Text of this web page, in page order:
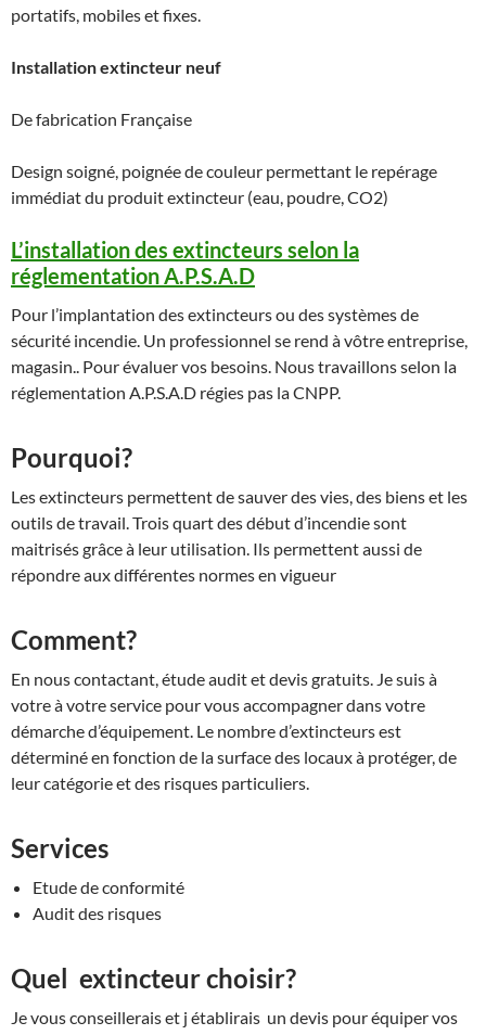
portatifs, mobiles et fixes.
Installation extincteur neuf
De fabrication Française
Design soigné, poignée de couleur permettant le repérage
immédiat du produit extincteur (eau, poudre, CO2)
L’installation des extincteurs selon la
réglementation A.P.S.A.D
Pour l’implantation des extincteurs ou des systèmes de
sécurité incendie. Un professionnel se rend à vôtre entreprise,
magasin.. Pour évaluer vos besoins. Nous travaillons selon la
réglementation A.P.S.A.D régies pas la CNPP.
Pourquoi?
Les extincteurs permettent de sauver des vies, des biens et les
outils de travail. Trois quart des début d’incendie sont
maitrisés grâce à leur utilisation. Ils permettent aussi de
répondre aux différentes normes en vigueur
Comment?
En nous contactant, étude audit et devis gratuits. Je suis à
votre à votre service pour vous accompagner dans votre
démarche d’équipement. Le nombre d’extincteurs est
déterminé en fonction de la surface des locaux à protéger, de
leur catégorie et des risques particuliers.
Services
Etude de conformité
Audit des risques
Quel extincteur choisir?
Je vous conseillerais et j établirais un devis pour équiper vos